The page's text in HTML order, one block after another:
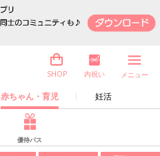
赤ちゃん・育児 妊活
SHOP 内祝い メニュー
優待パス